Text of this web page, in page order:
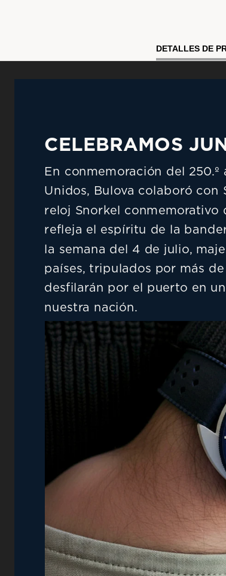
DETALLES DE
En conmemoración del
Unidos, Bulova colaboró con
reloj Snorkel
refleja el espíritu de la
la semana del 4 de julio,
países, tripulados por más
desfilarán por el puerto en
nuestra nación.
CELEBRAMOS